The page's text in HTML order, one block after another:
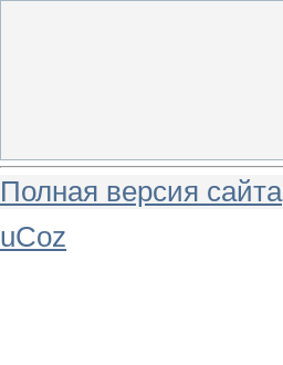
Полная версия сайта
uCoz